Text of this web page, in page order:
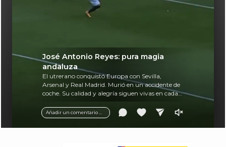
Añadir un comentario ...
José Antonio Reyes: pura magia
andaluza
El utrerano conquistó Europa con Sevilla,
Arsenal y Real Madrid. Murió en un accidente de
coche. Su calidad y alegría siguen vivas en cada